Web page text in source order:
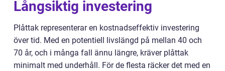
Långsiktig investering
Plåttak representerar en kostnadseffektiv investering
över tid. Med en potentiell livslängd på mellan 40 och
70 år, och i många fall ännu längre, kräver plåttak
minimalt med underhåll. För de flesta räcker det med en